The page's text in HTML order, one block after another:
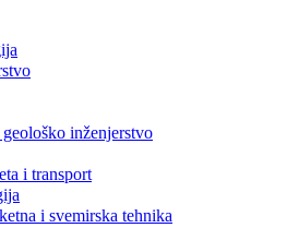
inženjerstvo
i transport
i svemirska tehnika